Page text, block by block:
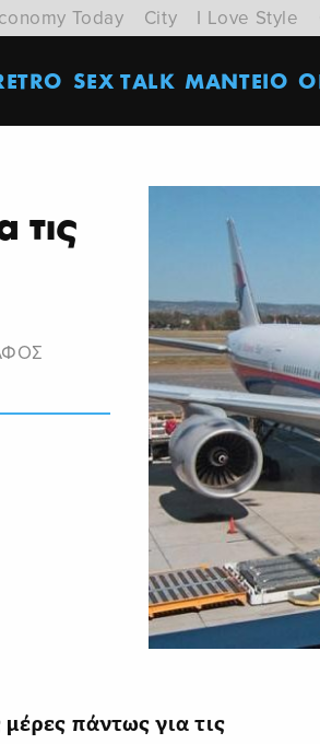
Today City I Love Style
SEX TALK ΜΑΝΤΕΙΟ
τις
πάντως για τις